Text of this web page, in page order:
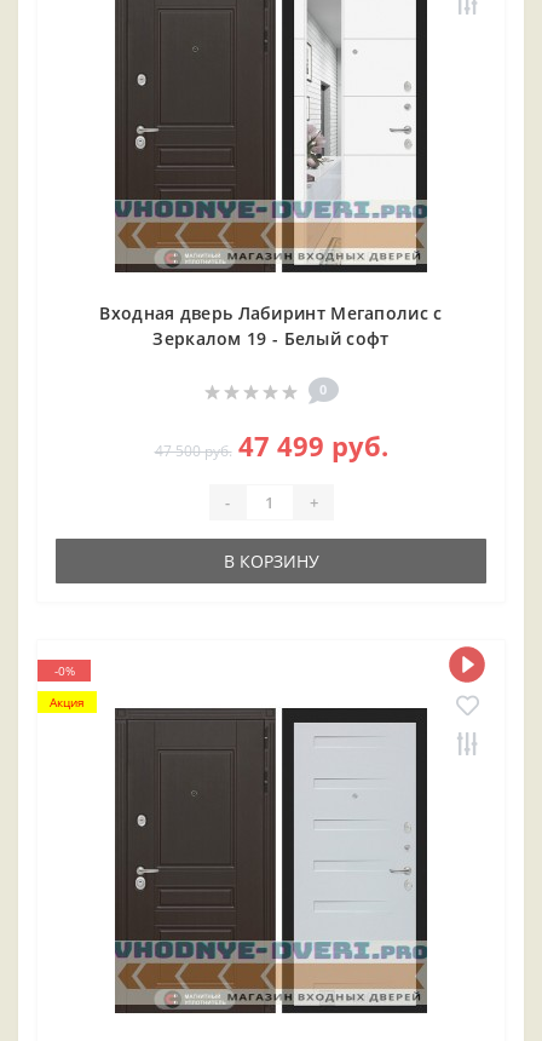
Входная дверь Лабиринт Мегаполис с
Зеркалом 19 - Белый софт
0
47 500 руб. 47 499 руб.
- +
В КОРЗИНУ
-0%
Акция